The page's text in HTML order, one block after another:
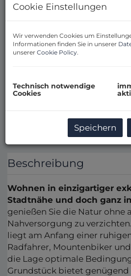
Beschreibung
Wohnen in einzigartiger
Stadtnähe und doch ganz
genießen Sie die Natur ohne
Nahversorgung zu
liegt am Anfang einer ruhigen
Radfahrer, Mountenbiker
die Lage optimale
Grundstück bietet genügend
Cookie Einstellungen
Wir verwenden Cookies um
Informationen finden Sie in unserer
unserer Cookie Policy.
Technisch notwendige
Cookies
Speichern